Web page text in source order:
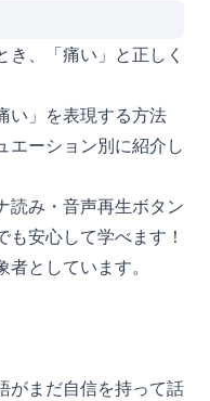
、「痛い」と正しく
い」を表現する方法
エーション別に紹介し
読み・音声再生ボタン
安心して学べます！
としています。
がまだ自信を持って話